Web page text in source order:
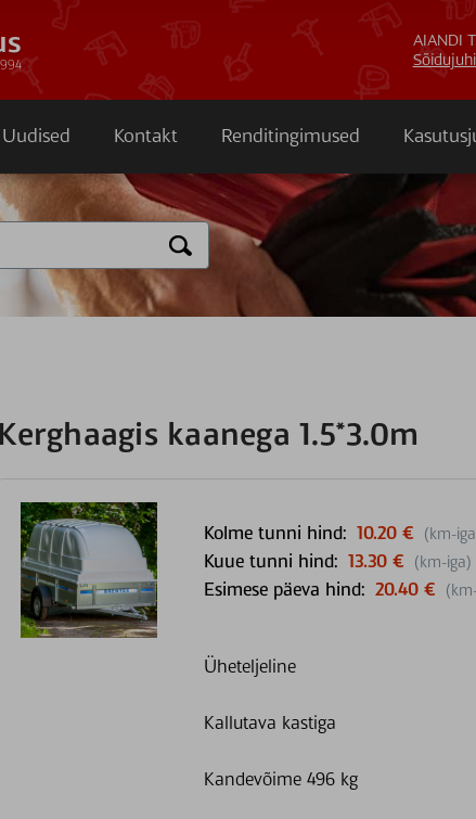
AIANDI
Uudised Kontakt Renditingimused
Kerghaagis kaanega 1.5*3.0m
Kolme tunni hind: 10.20 € (km-
Kuue tunni hind: 13.30 € (km-iga)
Esimese päeva hind: 20.40 €
Üheteljeline
Kallutava kastiga
Kandevõime 496 kg